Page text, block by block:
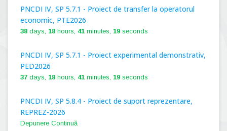
PNCDI IV, SP 5.7.1 - Proiect de transfer la operatorul
economic, PTE2026
38 days, 18 hours, 41 minutes, 18 seconds
PNCDI IV, SP 5.7.1 - Proiect experimental demonstrativ,
PED2026
37 days, 18 hours, 41 minutes, 18 seconds
PNCDI IV, SP 5.8.4 - Proiect de suport reprezentare,
REPREZ-2026
Depunere Continuă